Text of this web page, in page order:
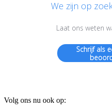
We zijn op
Laat ons weten
Schrijf als
Volg ons nu ook op: